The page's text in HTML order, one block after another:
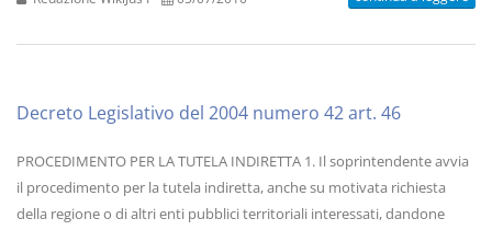
Decreto Legislativo del 2004 numero 42 art. 46
PROCEDIMENTO PER LA TUTELA INDIRETTA 1. Il soprintendente avvia
il procedimento per la tutela indiretta, anche su motivata richiesta
della regione o di altri enti pubblici territoriali interessati, dandone